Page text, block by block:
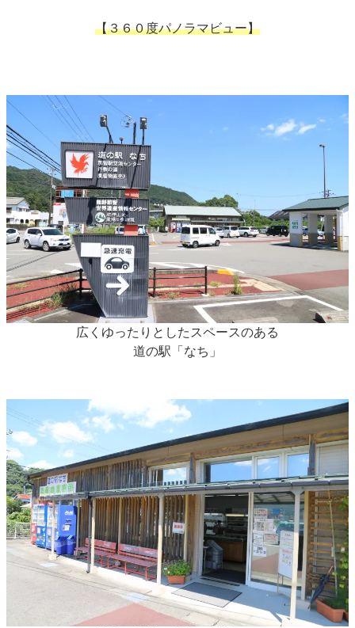
【３６０度パノラマビュー】
広くゆったりとしたスペースのある
道の駅「なち」